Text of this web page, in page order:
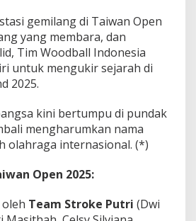
gemilang di Taiwan Open
yang membara, dan
Tim Woodball Indonesia
untuk mengukir sejarah di
2025.
kini bertumpu di pundak
mengharumkan nama
olahraga internasional. (*)
Open 2025:
Team Stroke Putri (Dwi